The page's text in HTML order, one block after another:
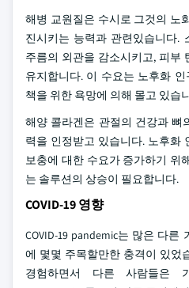
해병 교원질은 수시로 그것의 노
진시키는 능력과 관련있습니다.
주름의 외관을 감소시키고, 피부
유지합니다. 이 수요는 노후화
책을 위한 욕망에 의해 몰고 있습
해양 콜라겐은 관절의 건강과 뼈
력을 인정받고 있습니다. 노후화
보충에 대한 수요가 증가하기 위
는 솔루션의 상승이 필요합니다.
COVID-19 영향
COVID-19 pandemic는 많은 다
에 몇몇 주목할만한 충격이 있었
경험하면서 다른 사람들은